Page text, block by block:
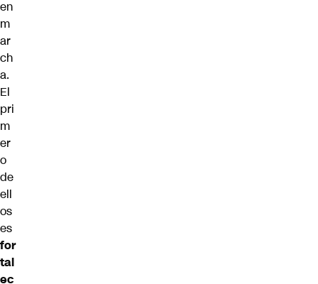
en
m
ar
ch
a.
El
pri
m
er
o
de
ell
os
es
for
tal
ec